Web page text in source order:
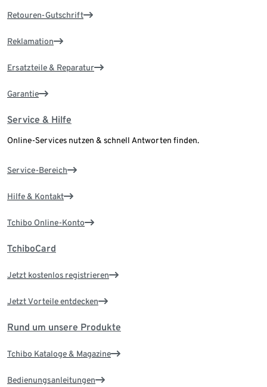
Retouren-Gutschrift
Reklamation
Ersatzteile & Reparatur
Garantie
Service & Hilfe
Online-Services nutzen & schnell Antworten finden.
Service-Bereich
Hilfe & Kontakt
Tchibo Online-Konto
TchiboCard
Jetzt kostenlos registrieren
Jetzt Vorteile entdecken
Rund um unsere Produkte
Tchibo Kataloge & Magazine
Bedienungsanleitungen